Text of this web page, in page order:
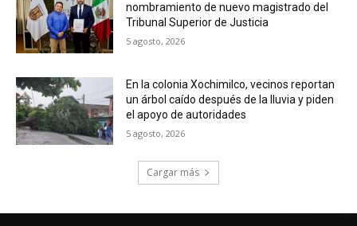
nombramiento de nuevo magistrado del
Tribunal Superior de Justicia
5 agosto, 2026
En la colonia Xochimilco, vecinos reportan
un árbol caído después de la lluvia y piden
el apoyo de autoridades
5 agosto, 2026
Cargar más